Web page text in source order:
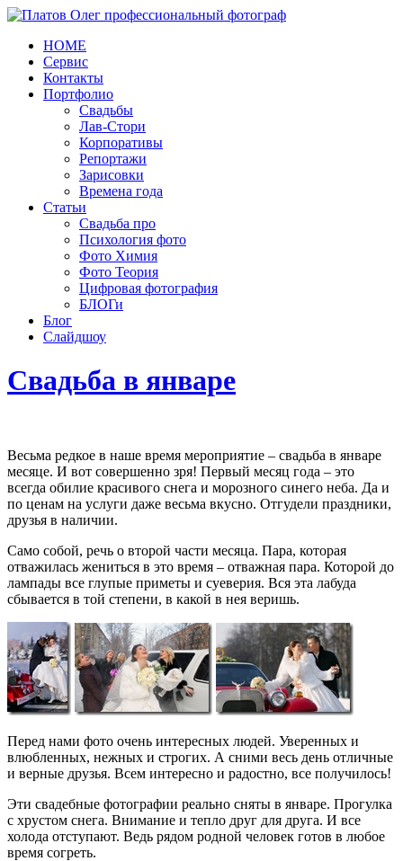
HOME
Сервис
Контакты
Портфолио
Свадьбы
Лав-Стори
Корпоративы
Репортажи
Зарисовки
Времена года
Статьи
Свадьба про
Психология фото
Фото Химия
Фото Теория
Цифровая фотография
БЛОГи
Блог
Слайдшоу
Свадьба в январе
Весьма редкое в наше время мероприятие – свадьба в январе
месяце. И вот совершенно зря! Первый месяц года – это
всегда обилие красивого снега и морозного синего неба. Да и
по ценам на услуги даже весьма вкусно. Отгудели праздники,
друзья в наличии.
Само собой, речь о второй части месяца. Пара, которая
отважилась жениться в это время – отважная пара. Которой до
лампады все глупые приметы и суеверия. Вся эта лабуда
сбывается в той степени, в какой в нея веришь.
Перед нами фото очень интересных людей. Уверенных и
влюбленных, нежных и строгих. А сними весь день отличные
и верные друзья. Всем интересно и радостно, все получилось!
Эти свадебные фотографии реально сняты в январе. Прогулка
с хрустом снега. Внимание и тепло друг для друга. И все
холода отступают. Ведь рядом родной человек готов в любое
время согреть.